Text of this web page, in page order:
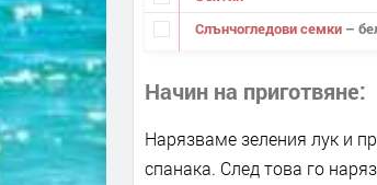
Слънчогледови семки –
Начин на приготвяне
Нарязваме зеления лук и
спанака. След това го